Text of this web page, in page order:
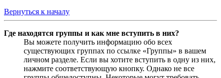
Вернуться к началу
Где находятся группы и как мне вступить в них?
Вы можете получить информацию обо всех
существующих группах по ссылке «Группы» в вашем
личном разделе. Если вы хотите вступить в одну из них,
нажмите соответствующую кнопку. Однако не все